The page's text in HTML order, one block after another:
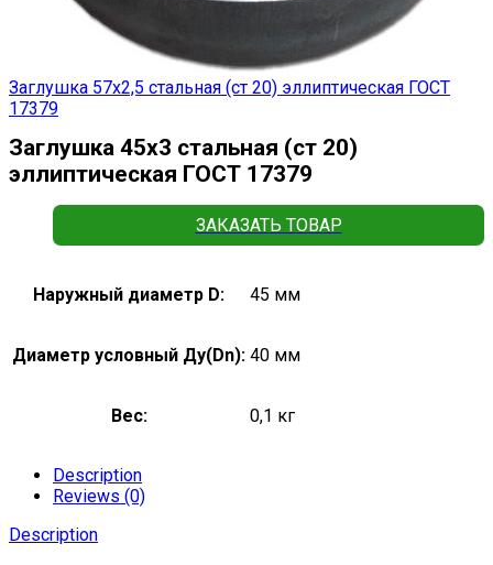
Заглушка 57х2,5 стальная (ст 20) эллиптическая ГОСТ
17379
Заглушка 45х3 стальная (ст 20)
эллиптическая ГОСТ 17379
ЗАКАЗАТЬ ТОВАР
Наружный диаметр D: 45 мм
Диаметр условный Ду(Dn): 40 мм
Вес: 0,1 кг
Description
Reviews (0)
Description